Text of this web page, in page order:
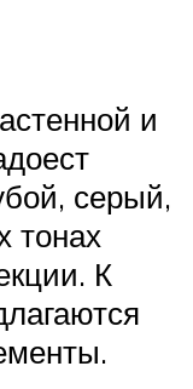
и
серый,
тонах
К